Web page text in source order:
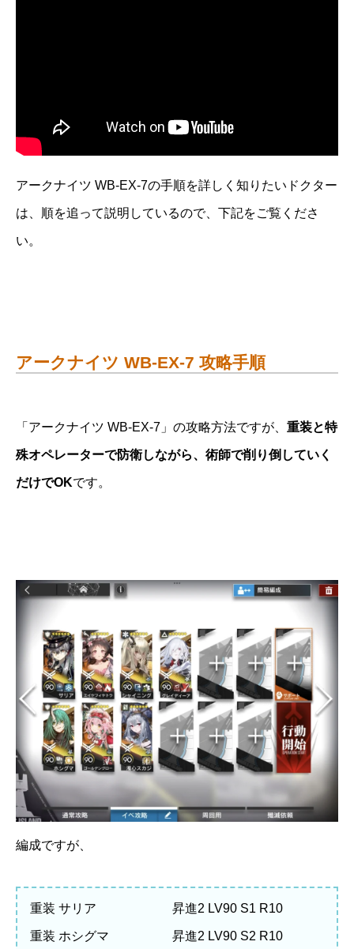
アークナイツ WB-EX-7の手順を詳しく知りたいドクター
は、順を追って説明しているので、下記をご覧くださ
い。
アークナイツ WB-EX-7 攻略手順
「アークナイツ WB-EX-7」の攻略方法ですが、 重装と特
殊オペレーターで防衛しながら、術師で削り倒していく
だけでOKです。
編成ですが、
重装 サリア 昇進2 LV90 S1 R10
重装 ホシグマ 昇進2 LV90 S2 R10